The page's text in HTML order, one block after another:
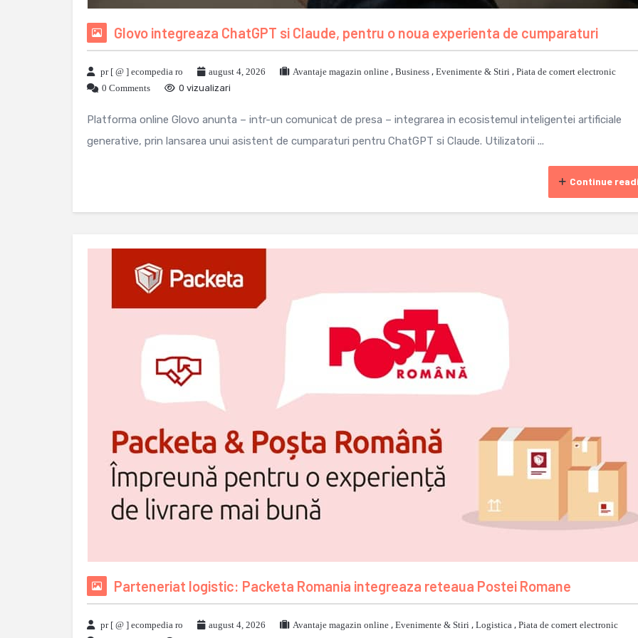
Glovo integreaza ChatGPT si Claude, pentru o noua experienta de cumparaturi
pr [ @ ] ecompedia ro august 4, 2026 Avantaje magazin online , Business , Evenimente & Stiri , Piata de comert electronic
0 Comments
0 vizualizari
Platforma online Glovo anunta – intr-un comunicat de presa – integrarea in ecosistemul inteligentei artificiale
generative, prin lansarea unui asistent de cumparaturi pentru ChatGPT si Claude. Utilizatorii ...
Continue
Parteneriat logistic: Packeta Romania integreaza reteaua Postei Romane
pr [ @ ] ecompedia ro august 4, 2026 Avantaje magazin online , Evenimente & Stiri , Logistica , Piata de comert electronic